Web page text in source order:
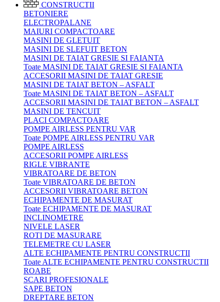
CONSTRUCTII
BETONIERE
ELECTROPALANE
MAIURI COMPACTOARE
MASINI DE GLETUIT
MASINI DE SLEFUIT BETON
MASINI DE TAIAT GRESIE SI FAIANTA
Toate MASINI DE TAIAT GRESIE SI FAIANTA
ACCESORII MASINI DE TAIAT GRESIE
MASINI DE TAIAT BETON – ASFALT
Toate MASINI DE TAIAT BETON – ASFALT
ACCESORII MASINI DE TAIAT BETON – ASFALT
MASINI DE TENCUIT
PLACI COMPACTOARE
POMPE AIRLESS PENTRU VAR
Toate POMPE AIRLESS PENTRU VAR
POMPE AIRLESS
ACCESORII POMPE AIRLESS
RIGLE VIBRANTE
VIBRATOARE DE BETON
Toate VIBRATOARE DE BETON
ACCESORII VIBRATOARE BETON
ECHIPAMENTE DE MASURAT
Toate ECHIPAMENTE DE MASURAT
INCLINOMETRE
NIVELE LASER
ROTI DE MASURARE
TELEMETRE CU LASER
ALTE ECHIPAMENTE PENTRU CONSTRUCTII
Toate ALTE ECHIPAMENTE PENTRU CONSTRUCTII
ROABE
SCARI PROFESIONALE
SAPE BETON
DREPTARE BETON